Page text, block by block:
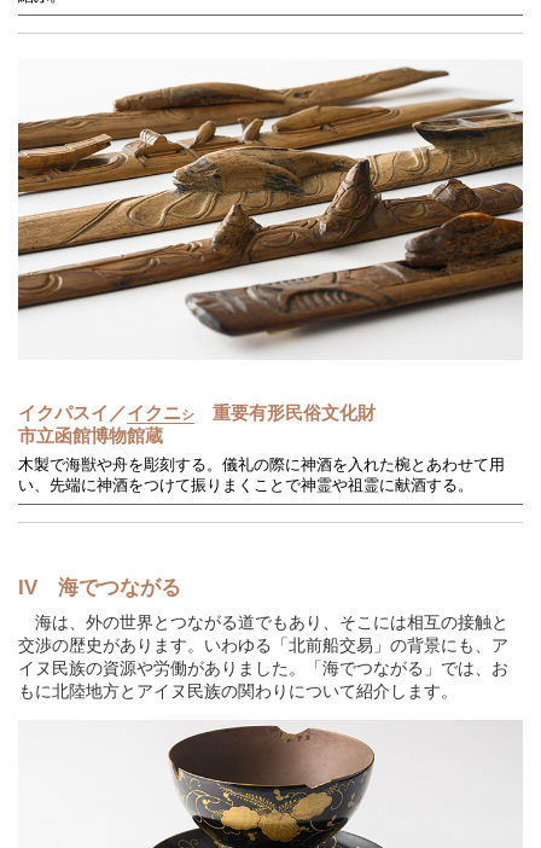
イクパスイ／イクニシ
重要有形民俗文化財
市立函館博物館蔵
木製で海獣や舟を彫刻する。儀礼の際に神酒を入れた椀とあわせて用
い、先端に神酒をつけて振りまくことで神霊や祖霊に献酒する。
IV 海でつながる
海は、外の世界とつながる道でもあり、そこには相互の接触と
交渉の歴史があります。いわゆる「北前船交易」の背景にも、ア
イヌ民族の資源や労働がありました。「海でつながる」では、お
もに北陸地方とアイヌ民族の関わりについて紹介します。